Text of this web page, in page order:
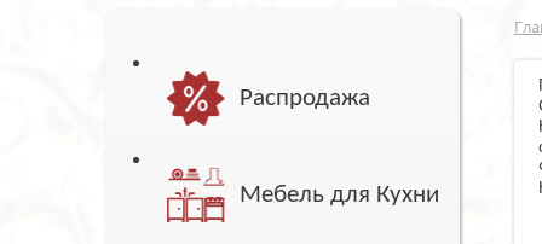
Распродажа
Мебель для Кухни